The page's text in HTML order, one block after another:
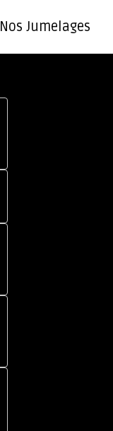
Nos Jumelages